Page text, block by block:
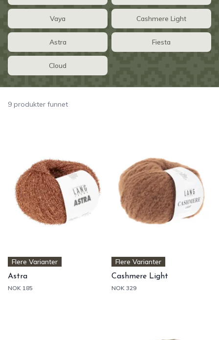
Vaya Cashmere Light
Astra Fiesta
Cloud
9 produkter funnet
Flere Varianter
Astra
NOK 185
Flere Varianter
Cashmere Light
NOK 329